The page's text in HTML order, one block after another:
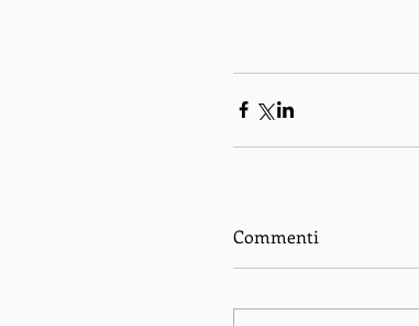
Commenti